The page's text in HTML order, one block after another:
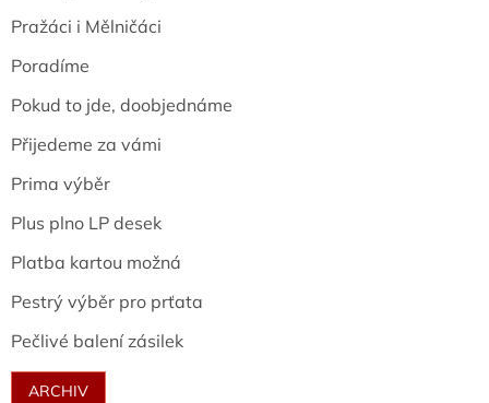
Pražáci i Mělničáci
Poradíme
Pokud to jde, doobjednáme
Přijedeme za vámi
Prima výběr
Plus plno LP desek
Platba kartou možná
Pestrý výběr pro prťata
Pečlivé balení zásilek
ARCHIV